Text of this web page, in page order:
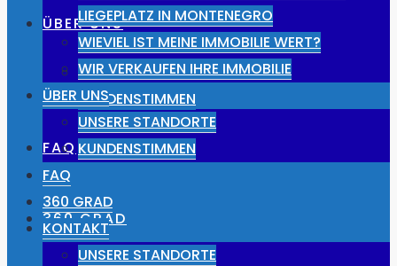
ÜBER UNS
UNSERE STANDORTE
KUNDENSTIMMEN
FAQ
360 GRAD
LIEGEPLATZ IN MONTENEGRO
WIEVIEL IST MEINE IMMOBILIE WERT?
WIR VERKAUFEN IHRE IMMOBILIE
ÜBER UNS
UNSERE STANDORTE
KUNDENSTIMMEN
FAQ
360 GRAD
KONTAKT
UNSERE STANDORTE